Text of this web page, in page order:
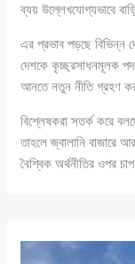
ব্যয় উল্লেখযোগ্যভাবে
এর প্রভাব পড়ছে বিভিন্ন
দেশকে কৃচ্ছ্রসাধনমূলক
আনতে নতুন নীতি গ্রহণ
বিশ্লেষকরা সতর্ক করে
তাহলে জ্বালানি বাজারে
বৈশ্বিক অর্থনীতির ওপর